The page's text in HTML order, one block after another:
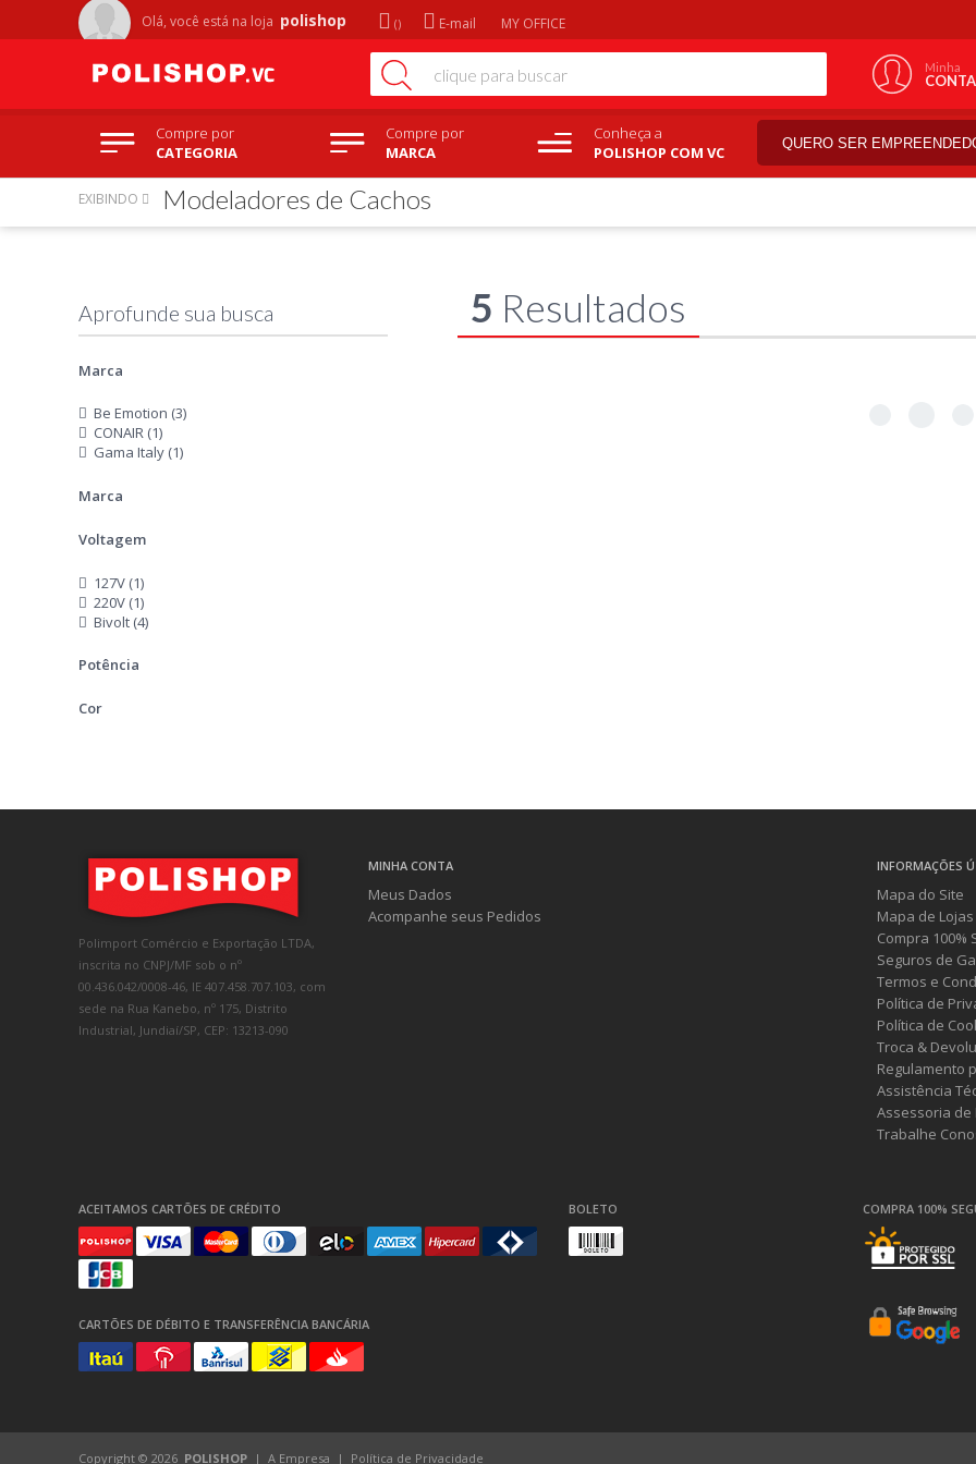
Olá, você está na loja polishop E-mail MY OFFICE
Minha
CONTA
Compre por
CATEGORIA
Compre por
MARCA
Conheça a
POLISHOP COM VC
QUERO SER
Marca
Be Emotion (3)
CONAIR (1)
Gama Italy (1)
Marca
Voltagem
127V (1)
220V (1)
Bivolt (4)
Potência
Cor
EXIBINDO Modeladores de Cachos
5 Resultados
Polimport Comércio e Exportação LTDA,
inscrita no CNPJ/MF sob o nº
00.436.042/0008-46, IE 407.458.707.103, com
sede na Rua Kanebo, nº 175, Distrito
Industrial, Jundiaí/SP, CEP: 13213-090
MINHA CONTA
Meus Dados
Acompanhe seus Pedidos
INFORMAÇÕES
Mapa do Site
Mapa de Lojas
Compra 100%
Seguros de
Termos e
Política de
Política de
Troca &
Regulamento
Assistência
Assessoria de
Trabalhe
ACEITAMOS CARTÕES DE CRÉDITO
CARTÕES DE DÉBITO E TRANSFERÊNCIA BANCÁRIA
BOLETO COMPRA 100%
Copyright © 2026 POLISHOP A Empresa Política de Privacidade